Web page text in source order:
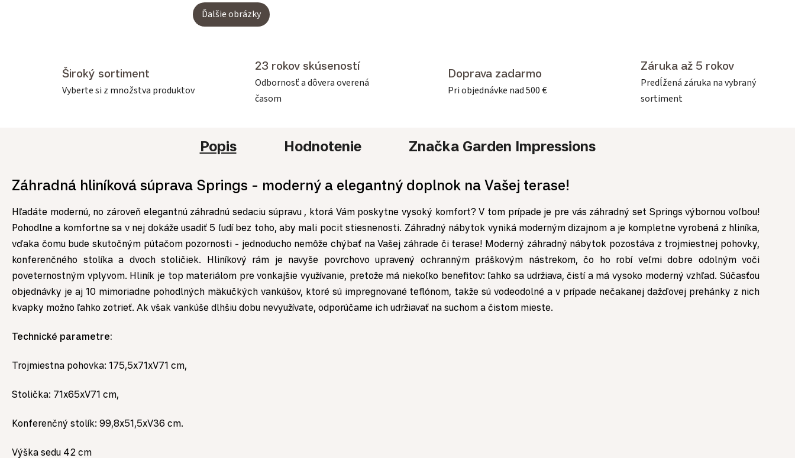
Ďalšie obrázky
Široký sortiment
Vyberte si z množstva produktov
23 rokov skúseností
Odbornosť a dôvera overená
časom
Doprava zadarmo
Pri objednávke nad 500 €
Záruka až 5 rokov
Predĺžená záruka na vybraný
sortiment
Popis Hodnotenie ZnačkaGarden Impressions
Záhradná hliníková súprava Springs - moderný a elegantný doplnok na Vašej terase!
Hľadáte modernú, no zároveň elegantnú záhradnú sedaciu súpravu , ktorá Vám poskytne vysoký komfort? V tom prípade je pre vás záhradný set Springs výbornou voľbou!
Pohodlne a komfortne sa v nej dokáže usadiť 5 ľudí bez toho, aby mali pocit stiesnenosti. Záhradný nábytok vyniká moderným dizajnom a je kompletne vyrobená z hliníka,
vďaka čomu bude skutočným pútačom pozornosti - jednoducho nemôže chýbať na Vašej záhrade či terase! Moderný záhradný nábytok pozostáva z trojmiestnej pohovky,
konferenčného stolíka a dvoch stoličiek. Hliníkový rám je navyše povrchovo upravený ochranným práškovým nástrekom, čo ho robí veľmi dobre odolným voči
poveternostným vplyvom. Hliník je top materiálom pre vonkajšie využívanie, pretože má niekoľko benefitov: ľahko sa udržiava, čistí a má vysoko moderný vzhľad. Súčasťou
objednávky je aj 10 mimoriadne pohodlných mäkučkých vankúšov, ktoré sú impregnované teflónom, takže sú vodeodolné a v prípade nečakanej dažďovej prehánky z nich
kvapky možno ľahko zotrieť. Ak však vankúše dlhšiu dobu nevyužívate, odporúčame ich udržiavať na suchom a čistom mieste.
Technické parametre:
Trojmiestna pohovka: 175,5x71xV71 cm,
Stolička: 71x65xV71 cm,
Konferenčný stolík: 99,8x51,5xV36 cm.
Výška sedu 42 cm